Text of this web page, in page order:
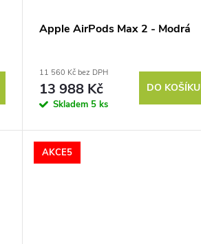
Apple AirPods Max 2 - Modrá
11 560 Kč bez DPH
13 988 Kč
Skladem 5 ks
DO KOŠÍKU
AKCE5